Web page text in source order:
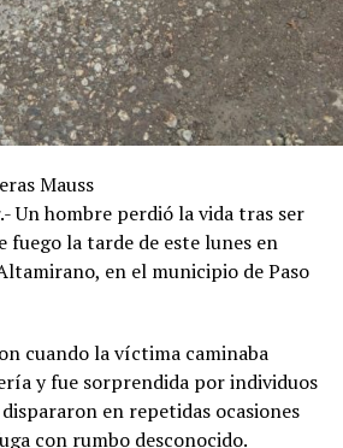
Mauss
Un hombre perdió la vida tras ser
fuego la tarde de este lunes en
en el municipio de Paso
cuando la víctima caminaba
y fue sorprendida por individuos
en repetidas ocasiones
con rumbo desconocido.